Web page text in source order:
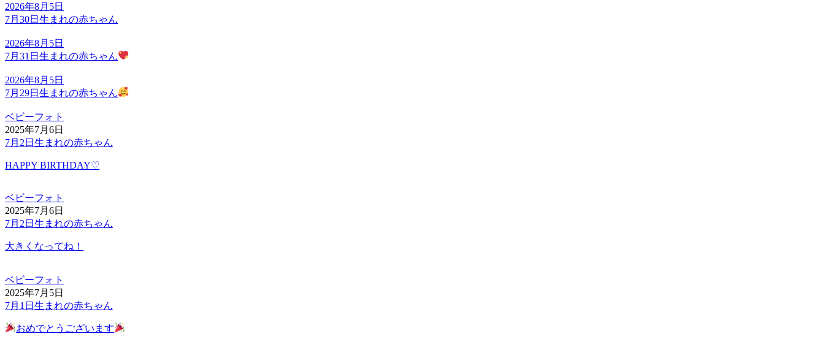
2026年8月5日
7月30日生まれの赤ちゃん
2026年8月5日
7月31日生まれの赤ちゃん
2026年8月5日
7月29日生まれの赤ちゃん
ベビーフォト
2025年7月6日
7月2日生まれの赤ちゃん
HAPPY BIRTHDAY♡
ベビーフォト
2025年7月6日
7月2日生まれの赤ちゃん
大きくなってね！
ベビーフォト
2025年7月5日
7月1日生まれの赤ちゃん
おめでとうございます